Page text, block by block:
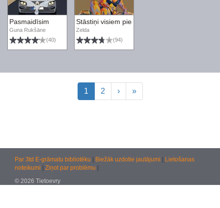
Pasmaidīsim
Guna Rukšāne
(40)
Stāstiņi visiem pieaugušajiem
Zelda
(94)
1 2 › »
Par 3td E-grāmatu bibliotēku Biežāk uzdotie jautājumi
Lietošanas
noteikumi
Ziņot par problēmu
© 2026 Tietoevry